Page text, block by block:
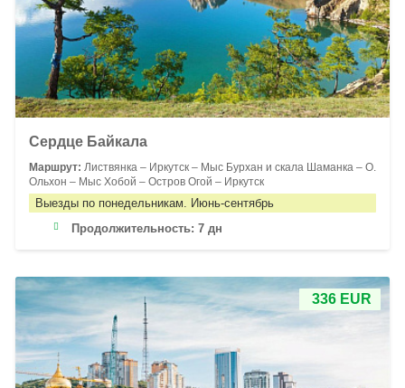
Сердце Байкала
Маршрут: Листвянка – Иркутск – Мыс Бурхан и скала Шаманка – О.
Ольхон – Мыс Хобой – Остров Огой – Иркутск
Выезды по понедельникам. Июнь-сентябрь
Продолжительность: 7 дн
336 EUR